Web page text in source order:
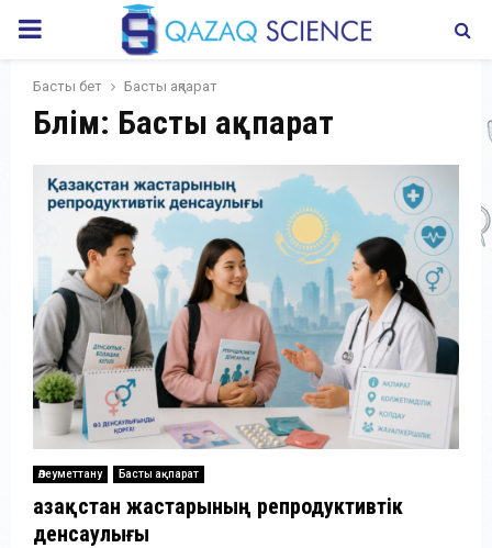
PRIMARY
MENU
Басты бет Басты ақпарат
Бөлім: Басты ақпарат
Әлеуметтану Басты ақпарат
Қазақстан жастарының репродуктивтік
денсаулығы